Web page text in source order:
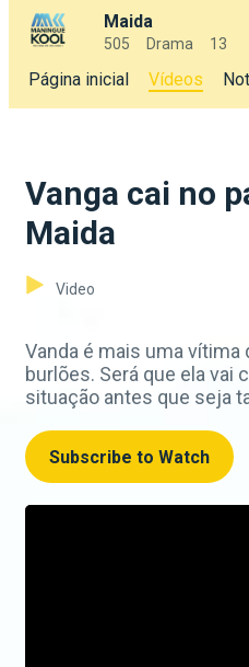
Maida
505 Drama 13
Página inicial Vídeos
Vanga cai no
Maida
Video
Vanda é mais uma vítima
burlões. Será que ela vai
situação antes que seja
Subscribe to Watch